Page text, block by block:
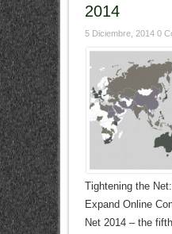
2014
5 Diciembre, 2014 0
Tightening the
Expand Online
Net 2014 – the